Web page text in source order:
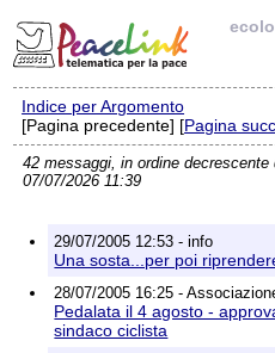
Elenco delle liste
ecologia@liste.peacelink.it
Informativa sulla privacy
Indice per Argomento
[Pagina precedente] [Pagina
42 messaggi, in ordine
07/07/2026 11:39
29/07/2005 12:53 - info
Una sosta...per poi
28/07/2005 16:25 -
Pedalata il 4 agosto -
sindaco ciclista